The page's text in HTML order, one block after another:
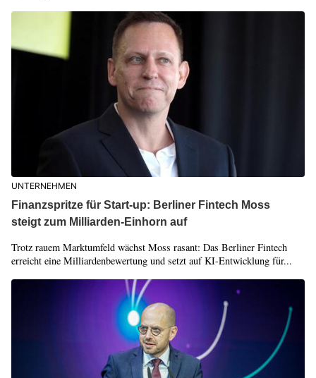
UNTERNEHMEN
Finanzspritze für Start-up: Berliner Fintech Moss
steigt zum Milliarden-Einhorn auf
Trotz rauem Marktumfeld wächst Moss rasant: Das Berliner Fintech
erreicht eine Milliardenbewertung und setzt auf KI-Entwicklung für...